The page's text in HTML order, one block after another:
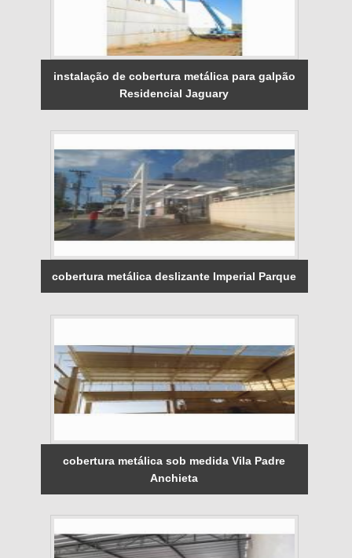
instalação de cobertura metálica para galpão
Residencial Jaguary
cobertura metálica deslizante Imperial Parque
cobertura metálica sob medida Vila Padre
Anchieta